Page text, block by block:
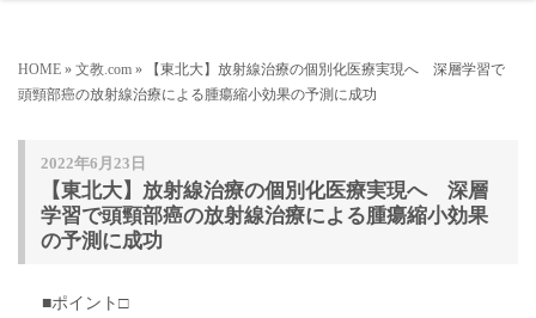
HOME » 文教.com » 【東北大】放射線治療の個別化医療実現へ 深層学習で
頭頸部癌の放射線治療による腫瘍縮小効果の予測に成功
2022年6月23日
【東北大】放射線治療の個別化医療実現へ 深層
学習で頭頸部癌の放射線治療による腫瘍縮小効果
の予測に成功
■ポイント□